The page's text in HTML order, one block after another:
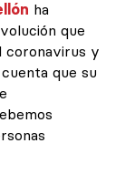
ha
que
coronavirus y
que su